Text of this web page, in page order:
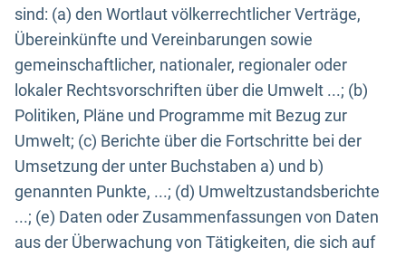
sind: (a) den Wortlaut völkerrechtlicher Verträge,
Übereinkünfte und Vereinbarungen sowie
gemeinschaftlicher, nationaler, regionaler oder
lokaler Rechtsvorschriften über die Umwelt ...; (b)
Politiken, Pläne und Programme mit Bezug zur
Umwelt; (c) Berichte über die Fortschritte bei der
Umsetzung der unter Buchstaben a) und b)
genannten Punkte, ...; (d) Umweltzustandsberichte
...; (e) Daten oder Zusammenfassungen von Daten
aus der Überwachung von Tätigkeiten, die sich auf